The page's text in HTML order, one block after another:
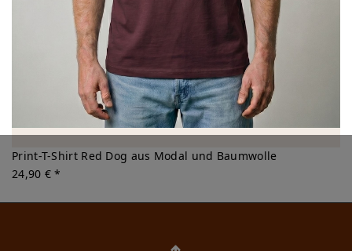
Print-T-Shirt Red Dog aus Modal und Baumwolle
24,90 € *